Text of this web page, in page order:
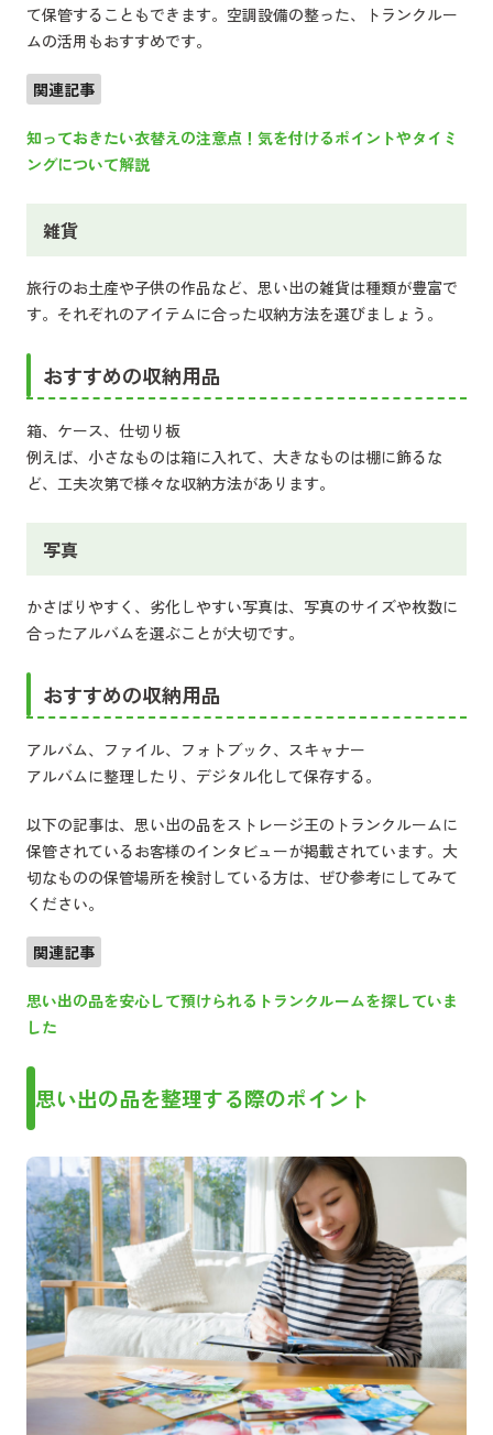
て保管することもできます。空調設備の整った、トランクルー
ムの活用もおすすめです。
関連記事
知っておきたい衣替えの注意点！気を付けるポイントやタイミ
ングについて解説
雑貨
旅行のお土産や子供の作品など、思い出の雑貨は種類が豊富で
す。それぞれのアイテムに合った収納方法を選びましょう。
おすすめの収納用品
箱、ケース、仕切り板
例えば、小さなものは箱に入れて、大きなものは棚に飾るな
ど、工夫次第で様々な収納方法があります。
写真
かさばりやすく、劣化しやすい写真は、写真のサイズや枚数に
合ったアルバムを選ぶことが大切です。
おすすめの収納用品
アルバム、ファイル、フォトブック、スキャナー
アルバムに整理したり、デジタル化して保存する。
以下の記事は、思い出の品をストレージ王のトランクルームに
保管されているお客様のインタビューが掲載されています。大
切なものの保管場所を検討している方は、ぜひ参考にしてみて
ください。
関連記事
思い出の品を安心して預けられるトランクルームを探していま
した
思い出の品を整理する際のポイント